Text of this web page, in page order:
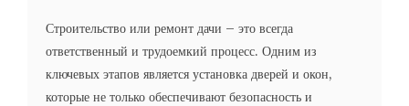
Строительство или ремонт дачи – это всегда
ответственный и трудоемкий процесс. Одним из
ключевых этапов является установка дверей и окон,
которые не только обеспечивают безопасность и